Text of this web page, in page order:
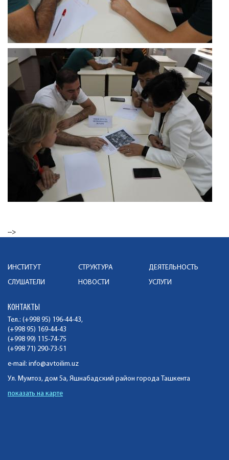
-->
ИНСТИТУТ СТРУКТУРА
ДЕЯТЕЛЬНОСТЬ
СЛУШАТЕЛИ
НОВОСТИ УСЛУГИ
КОНТАКТЫ
Тел.: (+998 95) 196-44-43,
(+998 95) 169-44-43
(+998 99) 115-74-75
(+998 71) 290-73-51
e-mail: info@avtoilim.uz
Ул. Мумтоз, дом 5а, Яшнабадский район города Ташкента
показать на карте